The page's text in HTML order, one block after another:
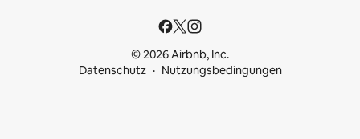
© 2026 Airbnb, Inc.
Datenschutz
Nutzungsbedingungen